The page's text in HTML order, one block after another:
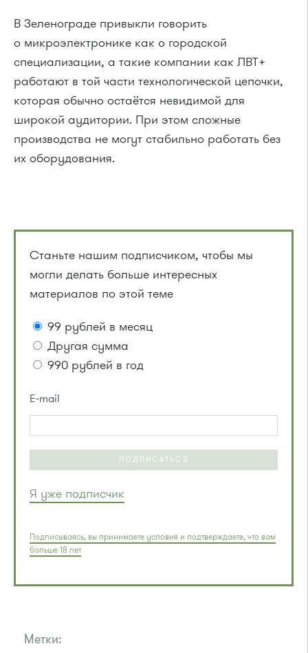
В Зеленограде привыкли говорить
о микроэлектронике как о городской
специализации, а такие компании как ЛВТ+
работают в той части технологической цепочки,
которая обычно остаётся невидимой для
широкой аудитории. При этом сложные
производства не могут стабильно работать без
их оборудования.
Станьте нашим подписчиком, чтобы мы
могли делать больше интересных
материалов по этой теме
99 рублей в месяц
Другая сумма
990 рублей в год
E-mail
ПОДПИСАТЬСЯ
Я уже подписчик
Подписываясь, вы принимаете условия и подтверждаете, что вам
больше 18 лет
Метки: